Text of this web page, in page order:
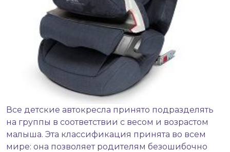
Все детские автокресла принято подразделять
на группы в соответствии с весом и возрастом
малыша. Эта классификация принята во всем
мире: она позволяет родителям безошибочно